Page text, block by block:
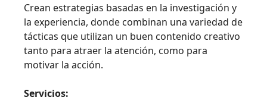
Crean estrategias basadas en la investigación y
la experiencia, donde combinan una variedad de
tácticas que utilizan un buen contenido creativo
tanto para atraer la atención, como para
motivar la acción.
Servicios: